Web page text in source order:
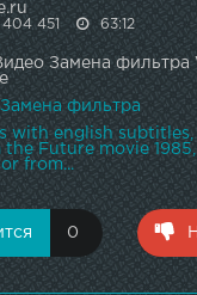
404 451 63:12
Замена
Замена фильтра
with english subtitles
Future movie 1985
from...
0